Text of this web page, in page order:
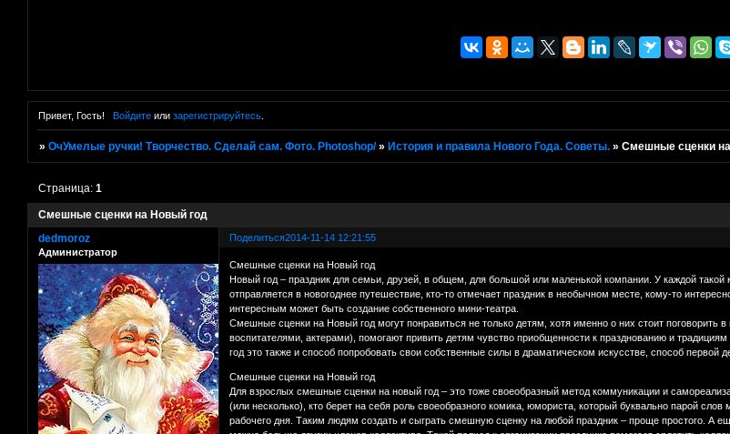
Привет, Гость! Войдитеили зарегистрируйтесь.
»ОчУмелые ручки! Творчество. Сделай сам. Фото. Photoshop/ » История и правила Нового Года. Советы. »Смешные сценки
Смешные сценки на Новый год
Страница:1
Поделиться2014-11-14 12:21:55
dedmoroz
Администратор
Смешные сценки на Новый год
Новый год – праздник для семьи, друзей, в общем, для большой или маленькой компании. У каждой
отправляется в новогоднее путешествие, кто-то отмечает праздник в необычном месте, кому-то
интересным может быть создание собственного мини-театра.
Смешные сценки на Новый год могут понравиться не только детям, хотя именно о них стоит
воспитателями, актерами), помогают привить детям чувство приобщенности к празднованию и
год это также и способ попробовать свои собственные силы в драматическом искусстве, способ первой
Смешные сценки на Новый год
Для взрослых смешные сценки на новый год – это тоже своеобразный метод коммуникации и
(или несколько), кто берет на себя роль своеобразного комика, юмориста, который буквально парой
рабочего дня. Таким людям создать и сыграть смешную сценку на любой праздник – проще простого. А